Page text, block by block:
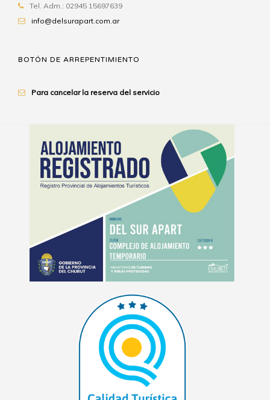
Tel. Adm.: 02945 15697639
info@delsurapart.com.ar
BOTÓN DE ARREPENTIMIENTO
Para cancelar la reserva del servicio